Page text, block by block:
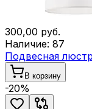
300,00 руб.
Наличие: 87
Подвесная
В корзину
-20%